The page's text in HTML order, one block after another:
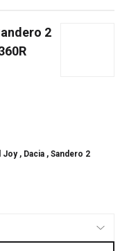
2
Joy , Dacia , Sandero 2